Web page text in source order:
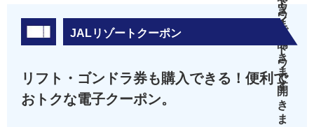
JALリゾートクーポン
リフト・ゴンドラ券も購入できる！便利で
おトクな電子クーポン。